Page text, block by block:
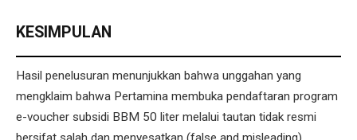
KESIMPULAN
Hasil penelusuran menunjukkan bahwa unggahan yang
mengklaim bahwa Pertamina membuka pendaftaran program
e-voucher subsidi BBM 50 liter melalui tautan tidak resmi